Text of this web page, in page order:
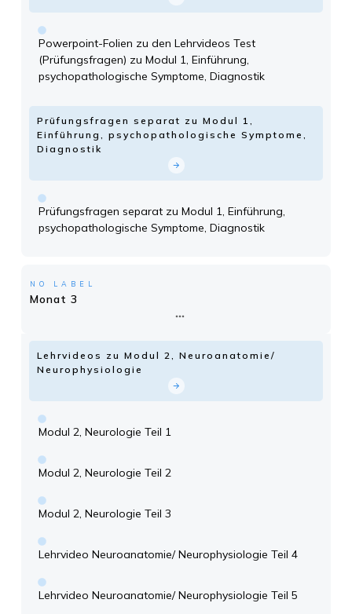
Powerpoint-Folien zu den Lehrvideos Test
(Prüfungsfragen) zu Modul 1, Einführung,
psychopathologische Symptome, Diagnostik
Prüfungsfragen separat zu Modul 1,
Einführung, psychopathologische Symptome,
Diagnostik
Prüfungsfragen separat zu Modul 1, Einführung,
psychopathologische Symptome, Diagnostik
NO LABEL
Monat 3
Lehrvideos zu Modul 2, Neuroanatomie/
Neurophysiologie
Modul 2, Neurologie Teil 1
Modul 2, Neurologie Teil 2
Modul 2, Neurologie Teil 3
Lehrvideo Neuroanatomie/ Neurophysiologie Teil 4
Lehrvideo Neuroanatomie/ Neurophysiologie Teil 5